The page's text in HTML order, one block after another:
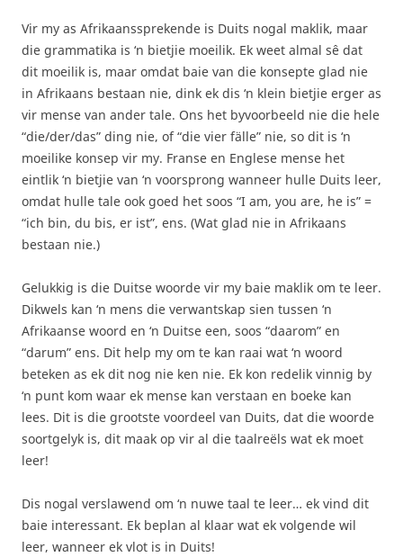
Vir my as Afrikaanssprekende is Duits nogal maklik, maar
die grammatika is ‘n bietjie moeilik. Ek weet almal sê dat
dit moeilik is, maar omdat baie van die konsepte glad nie
in Afrikaans bestaan nie, dink ek dis ‘n klein bietjie erger as
vir mense van ander tale. Ons het byvoorbeeld nie die hele
“die/der/das” ding nie, of “die vier fälle” nie, so dit is ‘n
moeilike konsep vir my. Franse en Englese mense het
eintlik ‘n bietjie van ‘n voorsprong wanneer hulle Duits leer,
omdat hulle tale ook goed het soos “I am, you are, he is” =
“ich bin, du bis, er ist”, ens. (Wat glad nie in Afrikaans
bestaan nie.)
Gelukkig is die Duitse woorde vir my baie maklik om te leer.
Dikwels kan ‘n mens die verwantskap sien tussen ‘n
Afrikaanse woord en ‘n Duitse een, soos “daarom” en
“darum” ens. Dit help my om te kan raai wat ‘n woord
beteken as ek dit nog nie ken nie. Ek kon redelik vinnig by
‘n punt kom waar ek mense kan verstaan en boeke kan
lees. Dit is die grootste voordeel van Duits, dat die woorde
soortgelyk is, dit maak op vir al die taalreëls wat ek moet
leer!
Dis nogal verslawend om ‘n nuwe taal te leer… ek vind dit
baie interessant. Ek beplan al klaar wat ek volgende wil
leer, wanneer ek vlot is in Duits!